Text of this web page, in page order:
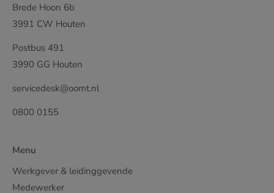
Brede Hoon 6b
3991 CW Houten
Postbus 491
3990 GG Houten
servicedesk@oomt.nl
0800 0155
Menu
Werkgever & leidinggevende
Medewerker